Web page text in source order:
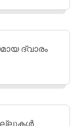
ദ്വാരം